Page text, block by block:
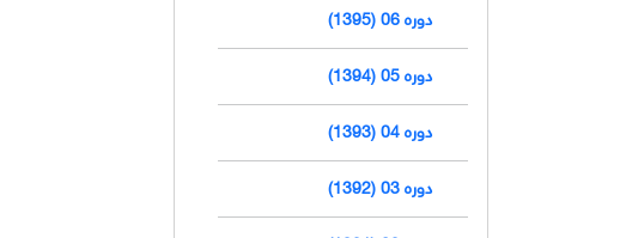
دوره 06 (1395)
دوره 05 (1394)
دوره 04 (1393)
دوره 03 (1392)